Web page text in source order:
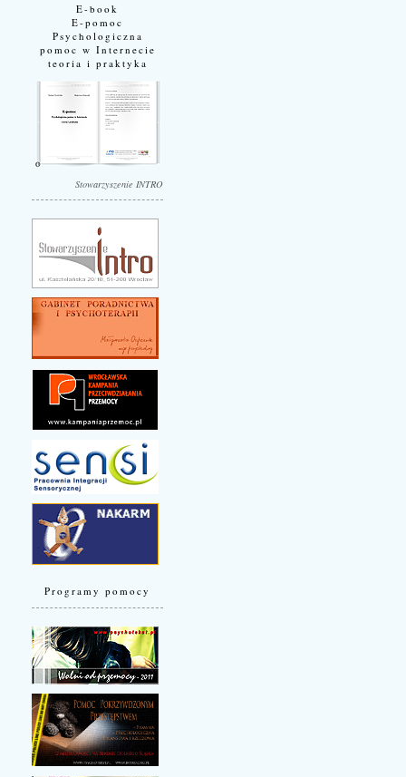
E-book
E-pomoc
Psychologiczna
pomoc w Internecie
teoria i praktyka
Stowarzyszenie INTRO
Programy pomocy